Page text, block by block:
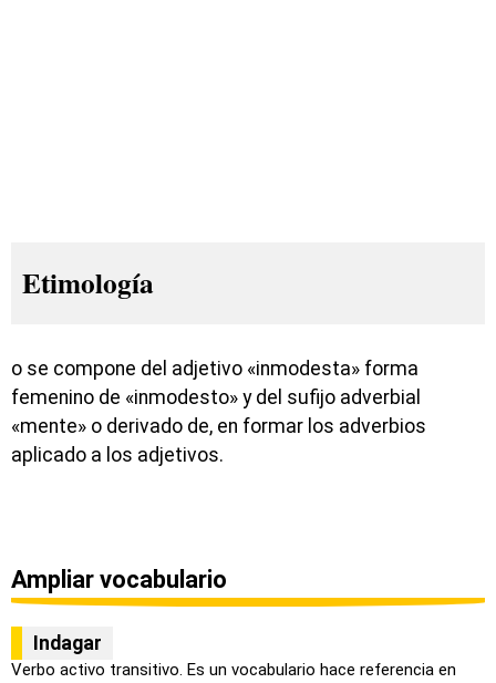
Etimología
o se compone del adjetivo «inmodesta» forma
femenino de «inmodesto» y del sufijo adverbial
«mente» o derivado de, en formar los adverbios
aplicado a los adjetivos.
Ampliar vocabulario
Indagar
Verbo activo transitivo. Es un vocabulario hace referencia en